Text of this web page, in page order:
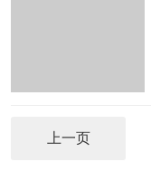
上一页